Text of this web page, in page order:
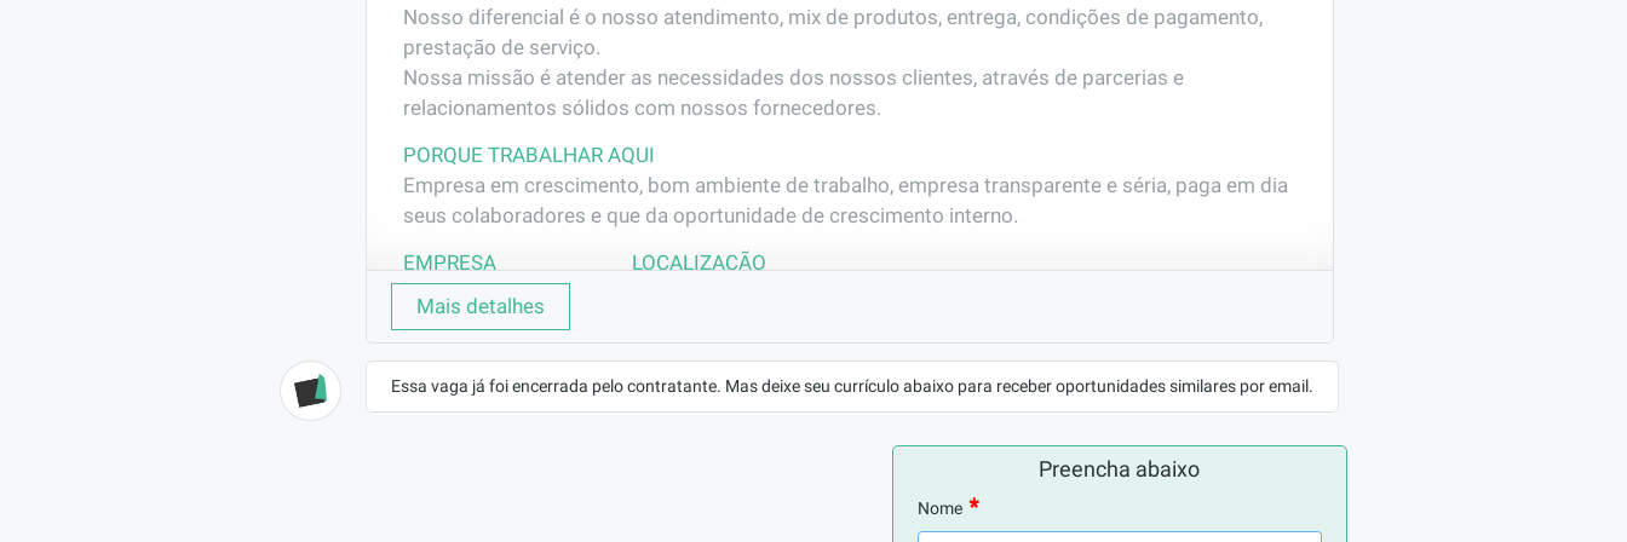
Nosso diferencial é o nosso atendimento, mix de produtos, entrega, condições de pagamento,
prestação de serviço.
Nossa missão é atender as necessidades dos nossos clientes, através de parcerias e
relacionamentos sólidos com nossos fornecedores.
PORQUE TRABALHAR AQUI
Empresa em crescimento, bom ambiente de trabalho, empresa transparente e séria, paga em dia
seus colaboradores e que da oportunidade de crescimento interno.
EMPRESA
America Atacadista A ...
LOCALIZAÇÃO
CONTRATO
CLT (Efetivo)
REMUNERAÇÃO
a combinar Não Administração/Secretariado
BENEFÍCIOS
Mais detalhes
Essa vaga já foi encerrada pelo contratante. Mas deixe seu currículo abaixo para receber oportunidades similares por email.
Preencha abaixo
Nome